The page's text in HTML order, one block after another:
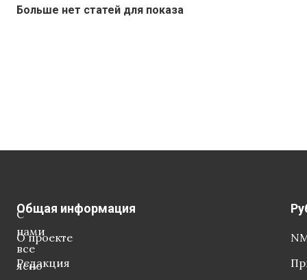
Больше нет статей для показа
С
нами
все
ясно
Общая информация
О проекте
Редакция